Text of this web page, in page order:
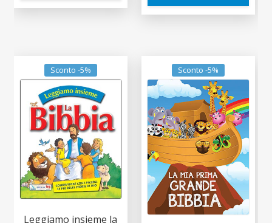
Sconto -5%
Leggiamo insieme la
Sconto -5%